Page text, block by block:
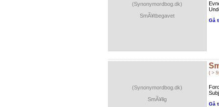
(Synonymordbog.dk)
SmÃ¥tbegavet
Gå
(Synonymordbog.dk)
SmÃ¥lig
( >
Gå